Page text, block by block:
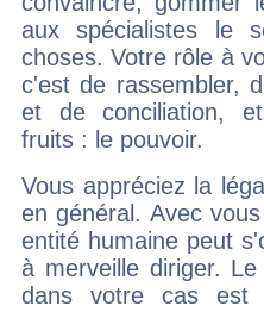
aux spécialistes le
choses. Votre rôle à
c'est de rassembler,
et de conciliation,
fruits : le pouvoir.
Vous appréciez la
en général. Avec
entité humaine peut
à merveille diriger.
dans votre cas est